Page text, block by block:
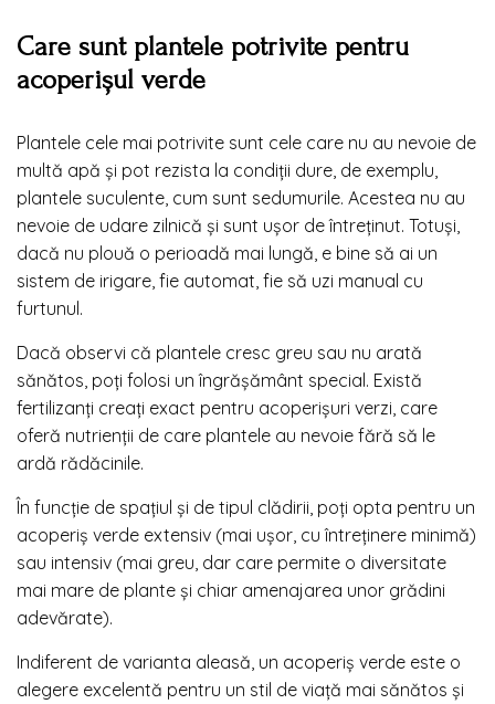
Care sunt plantele potrivite pentru
acoperișul verde
Plantele cele mai potrivite sunt cele care nu au nevoie de
multă apă și pot rezista la condiții dure, de exemplu,
plantele suculente, cum sunt sedumurile. Acestea nu au
nevoie de udare zilnică și sunt ușor de întreținut. Totuși,
dacă nu plouă o perioadă mai lungă, e bine să ai un
sistem de irigare, fie automat, fie să uzi manual cu
furtunul.
Dacă observi că plantele cresc greu sau nu arată
sănătos, poți folosi un îngrășământ special. Există
fertilizanți creați exact pentru acoperișuri verzi, care
oferă nutrienții de care plantele au nevoie fără să le
ardă rădăcinile.
În funcție de spațiul și de tipul clădirii, poți opta pentru un
acoperiș verde extensiv (mai ușor, cu întreținere minimă)
sau intensiv (mai greu, dar care permite o diversitate
mai mare de plante și chiar amenajarea unor grădini
adevărate).
Indiferent de varianta aleasă, un acoperiș verde este o
alegere excelentă pentru un stil de viață mai sănătos și